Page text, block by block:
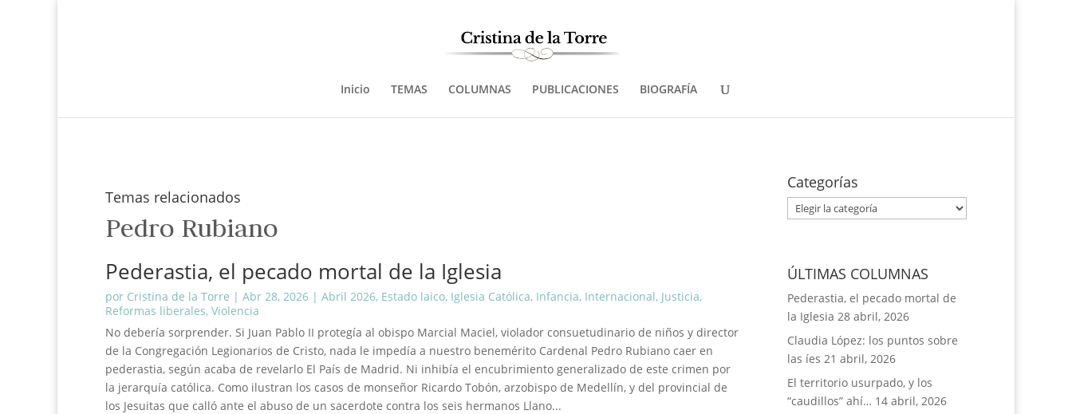
Inicio TEMAS COLUMNAS PUBLICACIONES BIOGRAFÍA
Temas relacionados
Pedro Rubiano
Pederastia, el pecado mortal de la Iglesia
por Cristina de la Torre | Abr 28, 2026 | Abril 2026, Estado laico, Iglesia Católica, Infancia, Internacional, Justicia,
Reformas liberales, Violencia
No debería sorprender. Si Juan Pablo II protegía al obispo Marcial Maciel, violador consuetudinario de niños y director
de la Congregación Legionarios de Cristo, nada le impedía a nuestro benemérito Cardenal Pedro Rubiano caer en
pederastia, según acaba de revelarlo El País de Madrid. Ni inhibía el encubrimiento generalizado de este crimen por
la jerarquía católica. Como ilustran los casos de monseñor Ricardo Tobón, arzobispo de Medellín, y del provincial de
los Jesuitas que calló ante el abuso de un sacerdote contra los seis hermanos Llano...
Categorías
Categorías
ÚLTIMAS COLUMNAS
Pederastia, el pecado mortal de
la Iglesia 28 abril, 2026
Claudia López: los puntos sobre
las íes 21 abril, 2026
El territorio usurpado, y los
“caudillos” ahí… 14 abril, 2026